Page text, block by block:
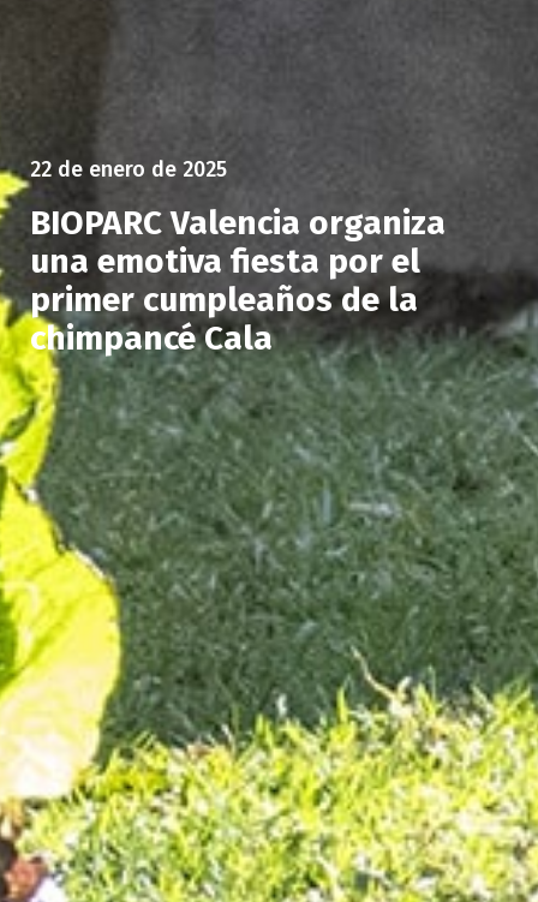
22 de enero de 2025
BIOPARC Valencia organiza
una emotiva fiesta por el
primer cumpleaños de la
chimpancé Cala